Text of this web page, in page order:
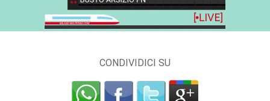
CONDIVIDICI SU